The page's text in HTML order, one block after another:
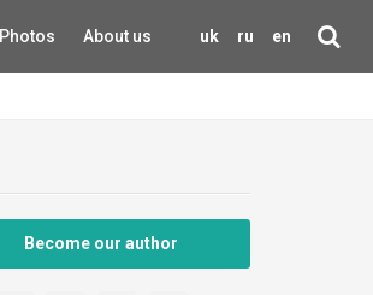
uk ru en
Photos About us
Become our author